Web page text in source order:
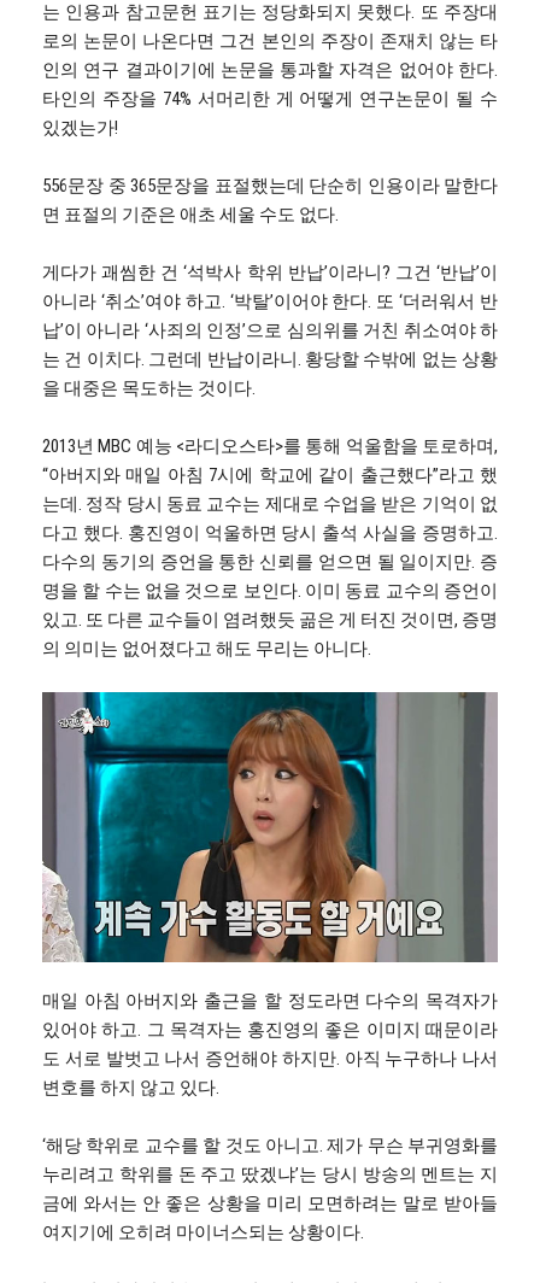
는 인용과 참고문헌 표기는 정당화되지 못했다. 또 주장대
로의 논문이 나온다면 그건 본인의 주장이 존재치 않는 타
인의 연구 결과이기에 논문을 통과할 자격은 없어야 한다.
타인의 주장을 74% 서머리한 게 어떻게 연구논문이 될 수
있겠는가!
556문장 중 365문장을 표절했는데 단순히 인용이라 말한다
면 표절의 기준은 애초 세울 수도 없다.
게다가 괘씸한 건 ‘석박사 학위 반납’이라니? 그건 ‘반납’이
아니라 ‘취소’여야 하고. ‘박탈’이어야 한다. 또 ‘더러워서 반
납’이 아니라 ‘사죄의 인정’으로 심의위를 거친 취소여야 하
는 건 이치다. 그런데 반납이라니. 황당할 수밖에 없는 상황
을 대중은 목도하는 것이다.
2013년 MBC 예능 <라디오스타>를 통해 억울함을 토로하며,
“아버지와 매일 아침 7시에 학교에 같이 출근했다”라고 했
는데. 정작 당시 동료 교수는 제대로 수업을 받은 기억이 없
다고 했다. 홍진영이 억울하면 당시 출석 사실을 증명하고.
다수의 동기의 증언을 통한 신뢰를 얻으면 될 일이지만. 증
명을 할 수는 없을 것으로 보인다. 이미 동료 교수의 증언이
있고. 또 다른 교수들이 염려했듯 곪은 게 터진 것이면, 증명
의 의미는 없어졌다고 해도 무리는 아니다.
매일 아침 아버지와 출근을 할 정도라면 다수의 목격자가
있어야 하고. 그 목격자는 홍진영의 좋은 이미지 때문이라
도 서로 발벗고 나서 증언해야 하지만. 아직 누구하나 나서
변호를 하지 않고 있다.
‘해당 학위로 교수를 할 것도 아니고. 제가 무슨 부귀영화를
누리려고 학위를 돈 주고 땄겠냐’는 당시 방송의 멘트는 지
금에 와서는 안 좋은 상황을 미리 모면하려는 말로 받아들
여지기에 오히려 마이너스되는 상황이다.